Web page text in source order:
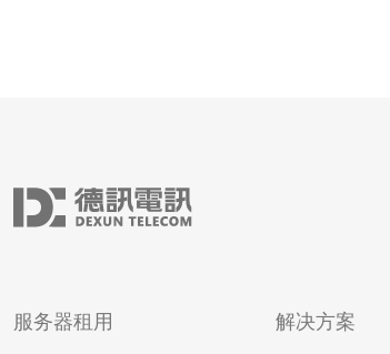
服务器租用 解决方案